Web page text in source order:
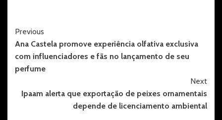
Post
Navigation
Previous
Ana Castela promove experiência olfativa exclusiva
com influenciadores e fãs no lançamento de seu
perfume
Next
Ipaam alerta que exportação de peixes ornamentais
depende de licenciamento ambiental